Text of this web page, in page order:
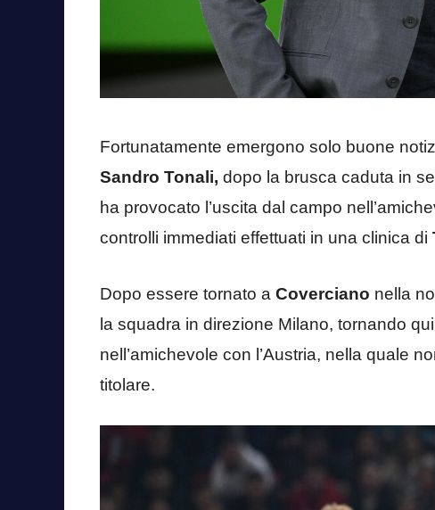
Fortunatamente emergono solo buone
Sandro Tonali, dopo la brusca caduta in
ha provocato l’uscita dal campo
controlli immediati effettuati in una clinica di
Dopo essere tornato a Coverciano nella
la squadra in direzione Milano, tornando
nell’amichevole con l’Austria, nella quale
titolare.